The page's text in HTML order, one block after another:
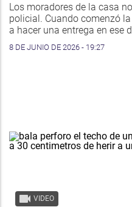
Los moradores de la casa
policial. Cuando comenzó
a hacer una entrega en ese
8 DE JUNIO DE 2026 - 19:27
VIDEO